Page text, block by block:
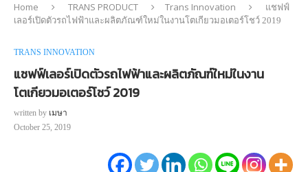
Home TRANS PRODUCT Trans Innovation
แชฟฟ์
เลอร์เปิดตัวรถไฟฟ้าและผลิตภัณฑ์ใหม่ในงานโตเกียวมอเตอร์โชว์ 2019
TRANS INNOVATION
แชฟฟ์เลอร์เปิดตัวรถไฟฟ้าและผลิตภัณฑ์ใหม่ในงาน
โตเกียวมอเตอร์โชว์ 2019
written by เมษา
October 25, 2019